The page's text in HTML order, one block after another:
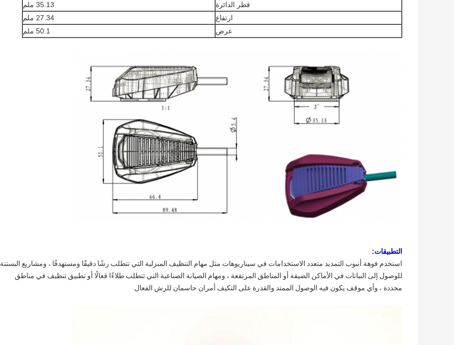
قطر الدائرة
35.13 ملم
ارتفاع
27.34 ملم
عرض
50.1 ملم
التطبيقات:
استخدم فوهة أنبوب التمديد متعدد الاستخدامات في سيناريوهات مثل مهام التنظيف المنزلية التي تتطلب رشًا دقيقًا ومستهدفًا ، ومشاريع البستنة
للوصول إلى النباتات في الأماكن الضيقة أو المناطق المرتفعة ، ومهام الصيانة الصناعية التي تتطلب طلاءًا فعالًا أو تطبيق تنظيف في مناطق
محددة ، وأي موقف يكون فيه الوصول الممتد والقدرة على التكيف أمران حاسمان للرش الفعال.